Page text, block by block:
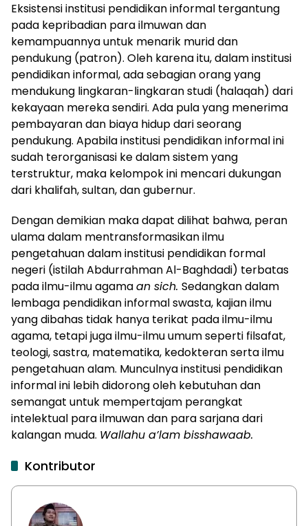
Eksistensi institusi pendidikan informal tergantung
pada kepribadian para ilmuwan dan
kemampuannya untuk menarik murid dan
pendukung (patron). Oleh karena itu, dalam institusi
pendidikan informal, ada sebagian orang yang
mendukung lingkaran-lingkaran studi (halaqah) dari
kekayaan mereka sendiri. Ada pula yang menerima
pembayaran dan biaya hidup dari seorang
pendukung. Apabila institusi pendidikan informal ini
sudah terorganisasi ke dalam sistem yang
terstruktur, maka kelompok ini mencari dukungan
dari khalifah, sultan, dan gubernur.
Dengan demikian maka dapat dilihat bahwa, peran
ulama dalam mentransformasikan ilmu
pengetahuan dalam institusi pendidikan formal
negeri (istilah Abdurrahman Al-Baghdadi) terbatas
pada ilmu-ilmu agamaan sich. Sedangkan dalam
lembaga pendidikan informal swasta, kajian ilmu
yang dibahas tidak hanya terikat pada ilmu-ilmu
agama, tetapi juga ilmu-ilmu umum seperti filsafat,
teologi, sastra, matematika, kedokteran serta ilmu
pengetahuan alam. Munculnya institusi pendidikan
informal ini lebih didorong oleh kebutuhan dan
semangat untuk mempertajam perangkat
intelektual para ilmuwan dan para sarjana dari
kalangan muda. Wallahu a’lam bisshawaab.
Kontributor